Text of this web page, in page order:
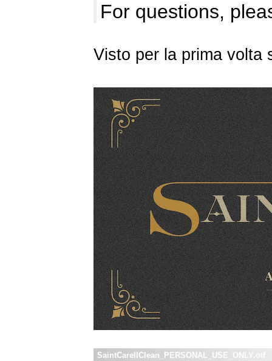
For questions,
Visto per la prima volta
SaintCarellClean_PERSONAL_USE_ONLY.otf